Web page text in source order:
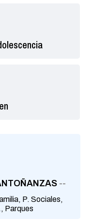
--
P. Sociales,
Parques